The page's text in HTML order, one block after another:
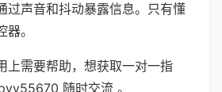
过声音和抖动暴露信息。只有懂
。
上需要帮助，想获取一对一指
随时交流 。